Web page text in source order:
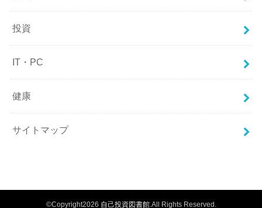
投資
IT・PC
健康
サイトマップ
©Copyright2026 自己投資図書館.All Rights Reserved.